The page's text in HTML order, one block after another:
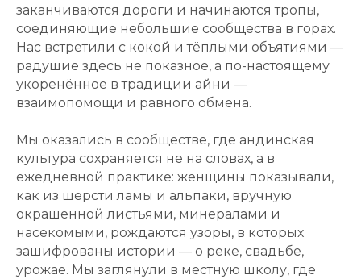
заканчиваются дороги и начинаются тропы,
соединяющие небольшие сообщества в горах.
Нас встретили с кокой и тёплыми объятиями —
радушие здесь не показное, а по-настоящему
укоренённое в традиции айни —
взаимопомощи и равного обмена.
Мы оказались в сообществе, где андинская
культура сохраняется не на словах, а в
ежедневной практике: женщины показывали,
как из шерсти ламы и альпаки, вручную
окрашенной листьями, минералами и
насекомыми, рождаются узоры, в которых
зашифрованы истории — о реке, свадьбе,
урожае. Мы заглянули в местную школу, где